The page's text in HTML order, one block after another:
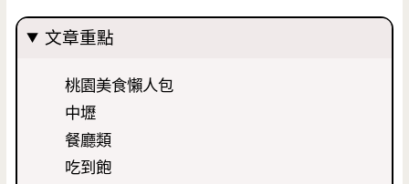
文章重點
桃園美食懶人包
中壢
餐廳類
吃到飽